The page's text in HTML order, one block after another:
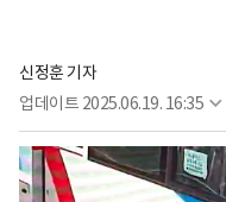
신정훈 기자
업데이트 2025.06.19. 16:35